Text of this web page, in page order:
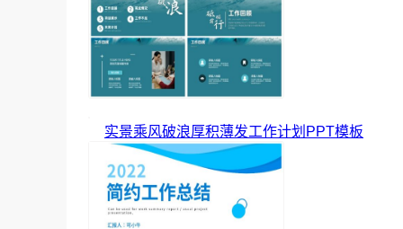
实景乘风破浪厚积薄发工作计划PPT模板